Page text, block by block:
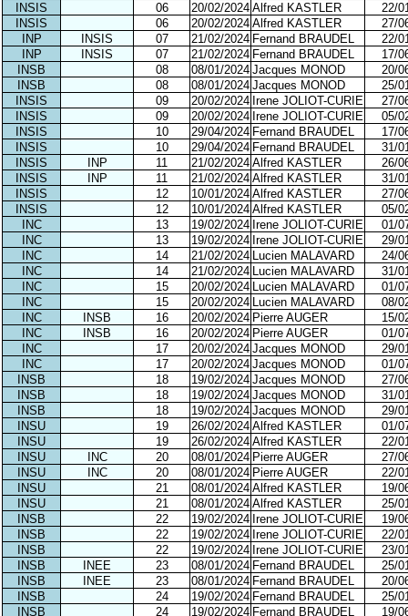
INSIS
06 20/02/2024 Alfred KASTLER
22/
INSIS
06 20/02/2024 Alfred KASTLER
27/
INP
INSIS 07 21/02/2024 Fernand BRAUDEL
22/
INP
INSIS 07 21/02/2024 Fernand BRAUDEL
17/
INSB
08 08/01/2024 Jacques MONOD
20/
INSB
08 08/01/2024 Jacques MONOD
25/
INSIS
09 20/02/2024 Irene JOLIOT-CURIE
27/
INSIS
09 20/02/2024 Irene JOLIOT-CURIE
05/
INSIS
10 29/04/2024 Fernand BRAUDEL
17/
INSIS
10 29/04/2024 Fernand BRAUDEL
31/
INSIS
INP 11 21/02/2024 Alfred KASTLER
26/
INSIS
INP 11 21/02/2024 Alfred KASTLER
31/
INSIS
12 10/01/2024 Alfred KASTLER
27/
INSIS
12 10/01/2024 Alfred KASTLER
05/
INC
13 19/02/2024 Irene JOLIOT-CURIE
01/
INC
13 19/02/2024 Irene JOLIOT-CURIE
29/
INC
14 21/02/2024 Lucien MALAVARD
24/
INC
14 21/02/2024 Lucien MALAVARD
31/
INC
15 20/02/2024 Lucien MALAVARD
01/
INC
15 20/02/2024 Lucien MALAVARD
08/
INC
INSB 16 20/02/2024 Pierre AUGER
15/
INC
INSB 16 20/02/2024 Pierre AUGER
01/
INC
17 20/02/2024 Jacques MONOD
29/
INC
17 20/02/2024 Jacques MONOD
01/
INSB
18 19/02/2024 Jacques MONOD
27/
INSB
18 19/02/2024 Jacques MONOD
31/
INSB
18 19/02/2024 Jacques MONOD
29/
INSU
19 26/02/2024 Alfred KASTLER
01/
INSU
19 26/02/2024 Alfred KASTLER
22/
INSU
INC 20 08/01/2024 Pierre AUGER
27/
INSU
INC 20 08/01/2024 Pierre AUGER
22/
INSU
21 08/01/2024 Alfred KASTLER
19/
INSU
21 08/01/2024 Alfred KASTLER
25/
INSB
22 19/02/2024 Irene JOLIOT-CURIE
19/
INSB
22 19/02/2024 Irene JOLIOT-CURIE
22/
INSB
22 19/02/2024 Irene JOLIOT-CURIE
23/
INSB
INEE 23 08/01/2024 Fernand BRAUDEL
25/
INSB
INEE 23 08/01/2024 Fernand BRAUDEL
20/
INSB
24 19/02/2024 Fernand BRAUDEL
25/
INSB
24 19/02/2024 Fernand BRAUDEL
19/